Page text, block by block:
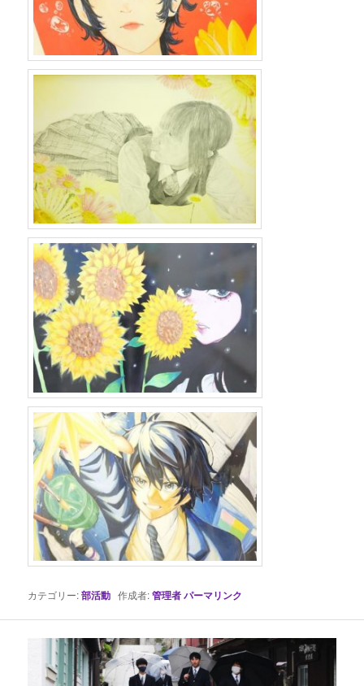
カテゴリー:部活動 作成者:管理者パーマリンク